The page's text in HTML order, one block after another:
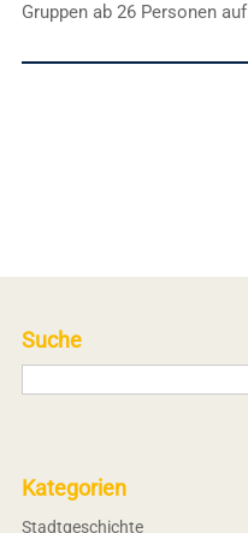
Gruppen ab 26 Personen
Suche
Kategorien
Stadtgeschichte